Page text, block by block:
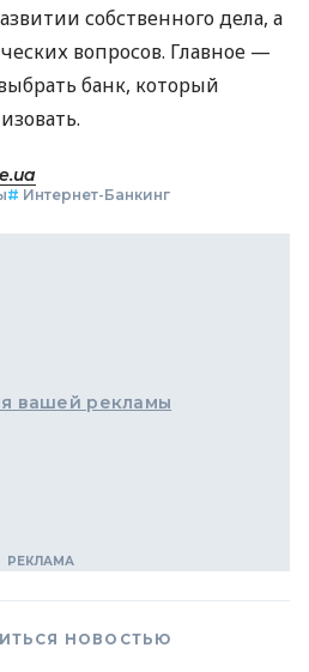
собственного дела, а
вопросов. Главное —
банк, который
# Интернет-Банкинг
вашей рекламы
НОВОСТЬЮ